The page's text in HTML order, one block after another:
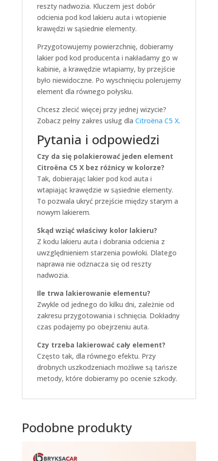
reszty nadwozia. Kluczem jest dobór
odcienia pod kod lakieru auta i wtopienie
krawędzi w sąsiednie elementy.
Przygotowujemy powierzchnię, dobieramy
lakier pod kod producenta i nakładamy go w
kabinie, a krawędzie wtapiamy, by przejście
było niewidoczne. Po wyschnięciu polerujemy
element dla równego połysku.
Chcesz zlecić więcej przy jednej wizycie?
Zobacz pełny zakres usług dla Citroëna C5 X.
Pytania i odpowiedzi
Czy da się polakierować jeden element
Citroëna C5 X bez różnicy w kolorze?
Tak, dobierając lakier pod kod auta i
wtapiając krawędzie w sąsiednie elementy.
To pozwala ukryć przejście między starym a
nowym lakierem.
Skąd wziąć właściwy kolor lakieru?
Z kodu lakieru auta i dobrania odcienia z
uwzględnieniem starzenia powłoki. Dlatego
naprawa nie odznacza się od reszty
nadwozia.
Ile trwa lakierowanie elementu?
Zwykle od jednego do kilku dni, zależnie od
zakresu przygotowania i schnięcia. Dokładny
czas podajemy po obejrzeniu auta.
Czy trzeba lakierować cały element?
Często tak, dla równego efektu. Przy
drobnych uszkodzeniach możliwe są tańsze
metody, które dobieramy po ocenie szkody.
Podobne produkty